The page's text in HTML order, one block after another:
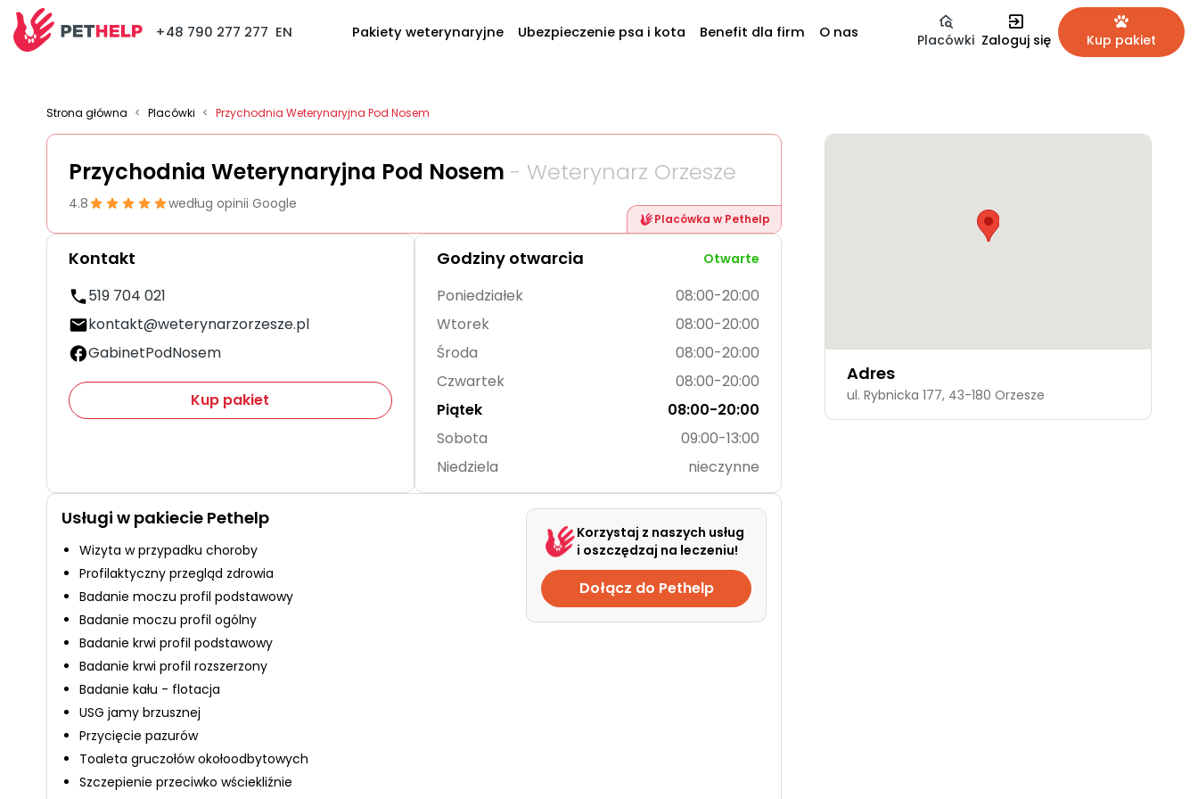
+48 790 277 277 EN Pakiety weterynaryjne Ubezpieczenie psa i kota Benefit dla firm O nas Placówki Zaloguj się Kup pakiet
Strona główna < Placówki < Przychodnia Weterynaryjna Pod Nosem
Przychodnia Weterynaryjna Pod Nosem - Weterynarz Orzesze
4.8 według opinii Google
Placówka w Pethelp
Kontakt
519 704 021
kontakt@weterynarzorzesze.pl
GabinetPodNosem
Kup pakiet
Godziny otwarcia Otwarte
Poniedziałek
08:00-20:00
Wtorek
08:00-20:00
Środa
08:00-20:00
Czwartek
08:00-20:00
Piątek
08:00-20:00
Sobota
09:00-13:00
Niedziela
nieczynne
Usługi w pakiecie Pethelp
Wizyta w przypadku choroby
Profilaktyczny przegląd zdrowia
Badanie moczu profil podstawowy
Badanie moczu profil ogólny
Badanie krwi profil podstawowy
Badanie krwi profil rozszerzony
Badanie kału - flotacja
USG jamy brzusznej
Przycięcie pazurów
Toaleta gruczołów okołoodbytowych
Szczepienie przeciwko wściekliźnie
Korzystaj z naszych usług
i oszczędzaj na leczeniu!
Dołącz do Pethelp
Adres
ul. Rybnicka 177, 43-180 Orzesze